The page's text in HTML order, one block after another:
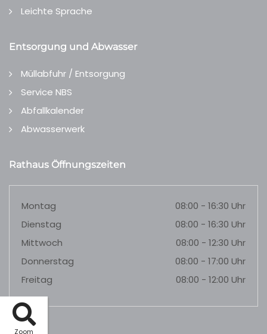
Zoom
Leichte Sprache
Entsorgung und Abwasser
Müllabfuhr / Entsorgung
Service NBS
Abfallkalender
Abwasserwerk
Rathaus Öffnungszeiten
Montag
08:00 - 16:30 Uhr
Dienstag
08:00 - 16:30 Uhr
Mittwoch
08:00 - 12:30 Uhr
Donnerstag
08:00 - 17:00 Uhr
Freitag
08:00 - 12:00 Uhr